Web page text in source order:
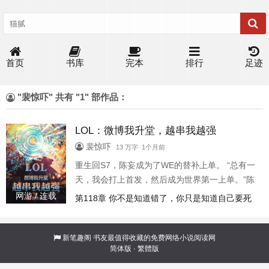
首页 书库 完本 排行 足迹
"裴惊吓" 共有 "1" 部作品：
网游 / 连载
LOL：微博我升堂，越串我越强
裴惊吓 13 万字 1个月前
重生回S7，陈妄成为了WE的替补上单。 “总有一
天，我会打上首发，然后成为世界第一上单。”陈
妄在直播间里说出了这样一句话，被粉丝嘲笑是
话被众人认可，就可将这句话转化为词条，成为
他的力量，认可的人越多，力量越强。 在面对老
牌强队时，他成功获胜摆出手势，世人认可他
【以下犯上】。 于是面对年龄成就比他高的
第118章 你不是知道错了，你只是知道自己要死
新笔趣阁 书友最值得收藏的免费网络小说阅读网
简体版 · 繁體版